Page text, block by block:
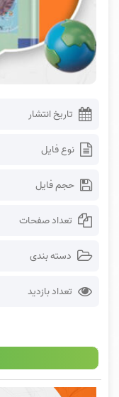
تاریخ انتشار
نوع فایل
حجم فایل
تعداد صفحات
دسته بندی
تعداد بازدید